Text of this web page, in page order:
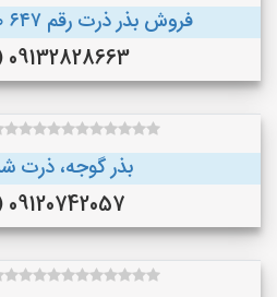
فروش بذر ذرت رقم ۶۴۷ ۹۰ روز تولید ۱۴۰۲
09132828663 (شهرکرد)
بذر گوجه، ذرت
09120742057 (بوشهر)